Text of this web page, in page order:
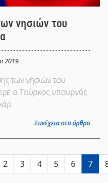
νησιών του
2019
των νησιών του
ο Τούρκος υπουργός
Συνέχεια στο άρθρο
2 3 4 5 6 7